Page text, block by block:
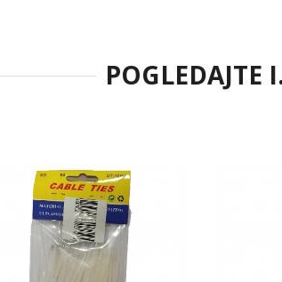
POGLEDAJTE